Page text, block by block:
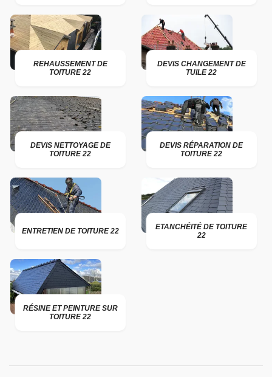
REHAUSSEMENT DE
TOITURE 22
DEVIS CHANGEMENT DE
TUILE 22
DEVIS NETTOYAGE DE
TOITURE 22
DEVIS RÉPARATION DE
TOITURE 22
ENTRETIEN DE TOITURE 22
ETANCHÉITÉ DE TOITURE
22
RÉSINE ET PEINTURE SUR
TOITURE 22